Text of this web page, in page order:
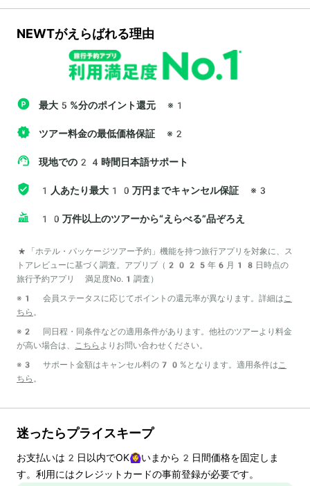
NEWTがえらばれる理由
最大5%分のポイント還元 ※1
ツアー料金の最低価格保証 ※2
現地での24時間日本語サポート
1人あたり最大10万円までキャンセル保証 ※3
10万件以上のツアーから“えらべる”品ぞろえ
*「ホテル・パッケージツアー予約」機能を持つ旅行アプリを対象に、ス
トアレビューに基づく調査。アプリブ（2025年6月18日時点の
旅行予約アプリ 満足度No.1調査）
※1 会員ステータスに応じてポイントの還元率が異なります。詳細は こ
ちら 。
※2 同日程・同条件などの適用条件があります。他社のツアーより料金
が高い場合は、
こちら よりお問い合わせください。
※3 サポート金額はキャンセル料の70%となります。適用条件は こ
ちら 。
迷ったらプライスキープ
お支払いは 2 日以内でOK🙆‍♀️いまから 2 日間価格を固定しま
す。利用にはクレジットカードの事前登録が必要です。